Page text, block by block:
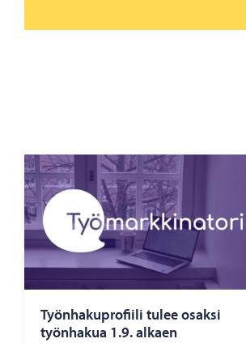
Työn­ha­ku­pro­fii­li tulee osak­si
työn­ha­kua 1.9. al­kaen